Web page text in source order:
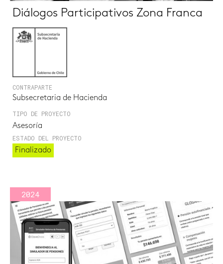
Diálogos Participativos Zona Franca
CONTRAPARTE
Subsecretaria de Hacienda
TIPO DE PROYECTO
Asesoría
ESTADO DEL PROYECTO
Finalizado
2024